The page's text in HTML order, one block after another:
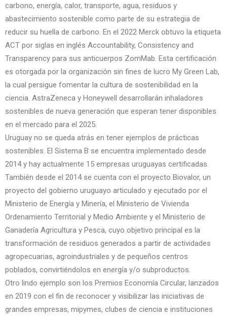
carbono, energía, calor, transporte, agua, residuos y
abastecimiento sostenible como parte de su estrategia de
reducir su huella de carbono. En el 2022 Merck obtuvo la etiqueta
ACT por siglas en inglés Accountability, Consistency and
Transparency para sus anticuerpos ZomMab. Esta certificación
es otorgada por la organización sin fines de lucro My Green Lab,
la cual persigue fomentar la cultura de sostenibilidad en la
ciencia. AstraZeneca y Honeywell desarrollarán inhaladores
sostenibles de nueva generación que esperan tener disponibles
en el mercado para el 2025.
Uruguay no se queda atrás en tener ejemplos de prácticas
sostenibles. El Sistema B se encuentra implementado desde
2014 y hay actualmente 15 empresas uruguayas certificadas.
También desde el 2014 se cuenta con el proyecto Biovalor, un
proyecto del gobierno uruguayo articulado y ejecutado por el
Ministerio de Energía y Minería, el Ministerio de Vivienda
Ordenamiento Territorial y Medio Ambiente y el Ministerio de
Ganadería Agricultura y Pesca, cuyo objetivo principal es la
transformación de residuos generados a partir de actividades
agropecuarias, agroindustriales y de pequeños centros
poblados, convirtiéndolos en energía y/o subproductos.
Otro lindo ejemplo son los Premios Economía Circular, lanzados
en 2019 con el fin de reconocer y visibilizar las iniciativas de
grandes empresas, mipymes, clubes de ciencia e instituciones